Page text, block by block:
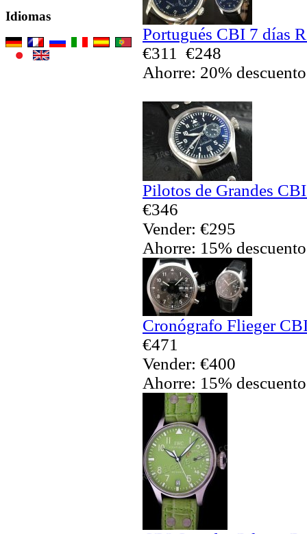
Idiomas
Portugués CBI 7 días
€311
€248
Ahorre: 20% descuento
Pilotos de Grandes
€346
Vender: €295
Ahorre: 15% descuento
Cronógrafo Flieger
€471
Vender: €400
Ahorre: 15% descuento